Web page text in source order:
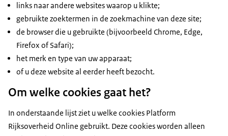
links naar andere websites waarop u klikte;
gebruikte zoektermen in de zoekmachine van deze site;
de browser die u gebruikte (bijvoorbeeld Chrome, Edge,
Firefox of Safari);
het merk en type van uw apparaat;
of u deze website al eerder heeft bezocht.
Om welke cookies gaat het?
In onderstaande lijst ziet u welke cookies Platform
Rijksoverheid Online gebruikt. Deze cookies worden alleen